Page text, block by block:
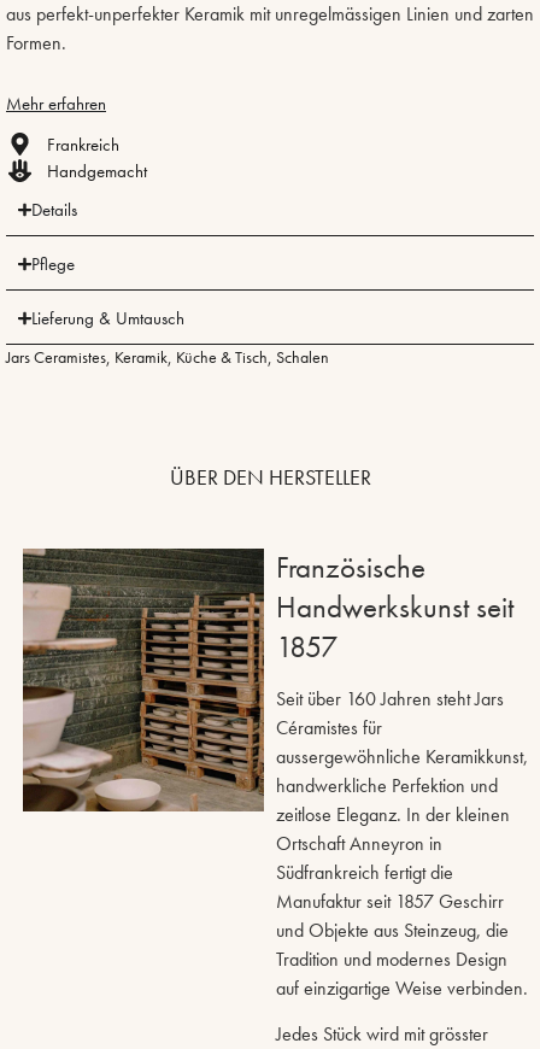
aus perfekt-unperfekter Keramik mit unregelmässigen Linien und zarten
Formen.
Mehr erfahren
Frankreich
Handgemacht
Details
Pflege
Lieferung & Umtausch
Jars Ceramistes, Keramik, Küche & Tisch, Schalen
ÜBER DEN HERSTELLER
Französische
Handwerkskunst seit
1857
Seit über 160 Jahren steht Jars
Céramistes für
aussergewöhnliche Keramikkunst,
handwerkliche Perfektion und
zeitlose Eleganz. In der kleinen
Ortschaft Anneyron in
Südfrankreich fertigt die
Manufaktur seit 1857 Geschirr
und Objekte aus Steinzeug, die
Tradition und modernes Design
auf einzigartige Weise verbinden.
Jedes Stück wird mit grösster